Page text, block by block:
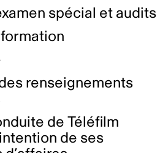
spécial et audits
renseignements
de Téléfilm
de ses